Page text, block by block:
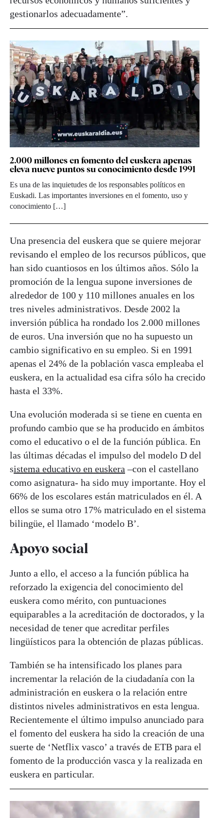
gestionarlos adecuadamente”.
2.000 millones en fomento del euskera apenas
eleva nueve puntos su conocimiento desde 1991
Es una de las inquietudes de los responsables políticos en
Euskadi. Las importantes inversiones en el fomento, uso y
conocimiento […]
Una presencia del euskera que se quiere mejorar
revisando el empleo de los recursos públicos, que
han sido cuantiosos en los últimos años. Sólo la
promoción de la lengua supone inversiones de
alrededor de 100 y 110 millones anuales en los
tres niveles administrativos. Desde 2002 la
inversión pública ha rondado los 2.000 millones
de euros. Una inversión que no ha supuesto un
cambio significativo en su empleo. Si en 1991
apenas el 24% de la población vasca empleaba el
euskera, en la actualidad esa cifra sólo ha crecido
hasta el 33%.
Una evolución moderada si se tiene en cuenta en
profundo cambio que se ha producido en ámbitos
como el educativo o el de la función pública. En
las últimas décadas el impulso del modelo D del
sistema educativo en euskera –con el castellano
como asignatura- ha sido muy importante. Hoy el
66% de los escolares están matriculados en él. A
ellos se suma otro 17% matriculado en el sistema
bilingüe, el llamado ‘modelo B’.
Apoyo social
Junto a ello, el acceso a la función pública ha
reforzado la exigencia del conocimiento del
euskera como mérito, con puntuaciones
equiparables a la acreditación de doctorados, y la
necesidad de tener que acreditar perfiles
lingüísticos para la obtención de plazas públicas.
También se ha intensificado los planes para
incrementar la relación de la ciudadanía con la
administración en euskera o la relación entre
distintos niveles administrativos en esta lengua.
Recientemente el último impulso anunciado para
el fomento del euskera ha sido la creación de una
suerte de ‘Netflix vasco’ a través de ETB para el
fomento de la producción vasca y la realizada en
euskera en particular.